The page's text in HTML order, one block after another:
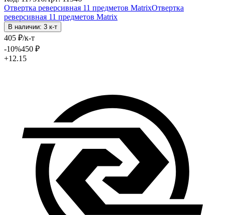
Отвертка реверсивная 11 предметов MatrixОтвертка
реверсивная 11 предметов Matrix
В наличии: 3 к-т
405 ₽/к-т
-10%450 ₽
+12.15